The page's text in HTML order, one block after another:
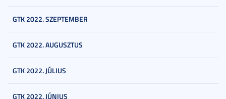
GTK 2022. SZEPTEMBER
GTK 2022. AUGUSZTUS
GTK 2022. JÚLIUS
GTK 2022. JÚNIUS